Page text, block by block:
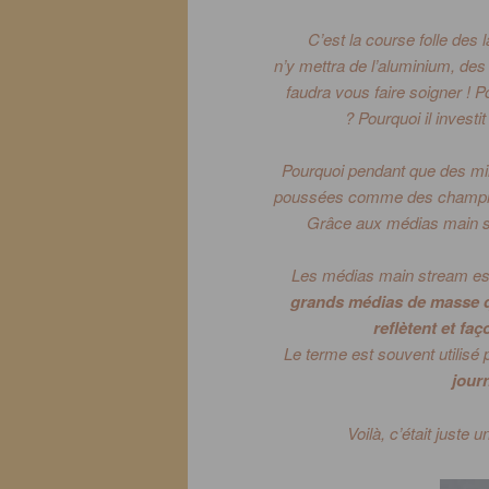
C’est la course folle
n’ymettrade l’aluminium, des
faudra vous faire soigner !
? Pourquoi il
Pourquoi pendant que des
poussées comme des
Grâce aux médias main
Les médias main stream
grands médias de
reflètent et
Le terme est souvent utilisé
Voilà, c’était juste